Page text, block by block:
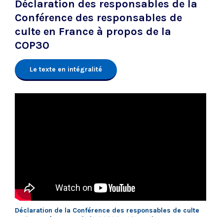
Déclaration des responsables de la
Conférence des responsables de
culte en France à propos de la
COP30
Le texte en intégralité
Déclaration de la Conférence des responsables de culte